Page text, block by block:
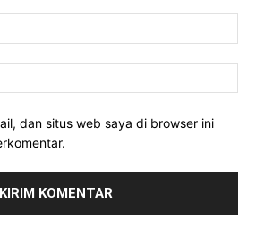
dan situs web saya di browser ini